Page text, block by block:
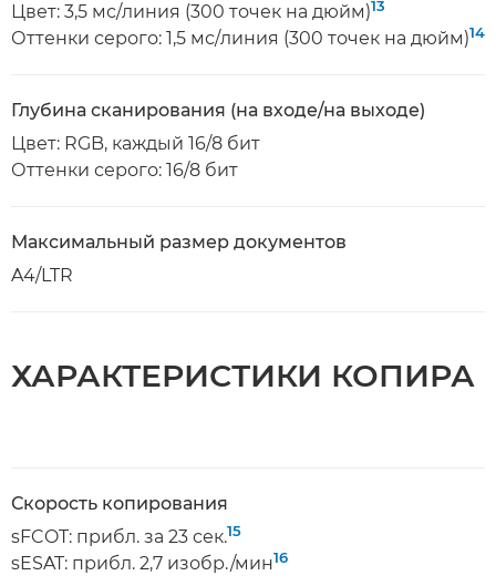
Цвет: 3,5 мс/линия (300 точек на дюйм)13
Оттенки серого: 1,5 мс/линия (300 точек на дюйм)14
Глубина сканирования (на входе/на выходе)
Цвет: RGB, каждый 16/8 бит
Оттенки серого: 16/8 бит
Максимальный размер документов
A4/LTR
ХАРАКТЕРИСТИКИ КОПИРА
Скорость копирования
sFCOT: прибл. за 23 сек.15
sESAT: прибл. 2,7 изобр./мин16